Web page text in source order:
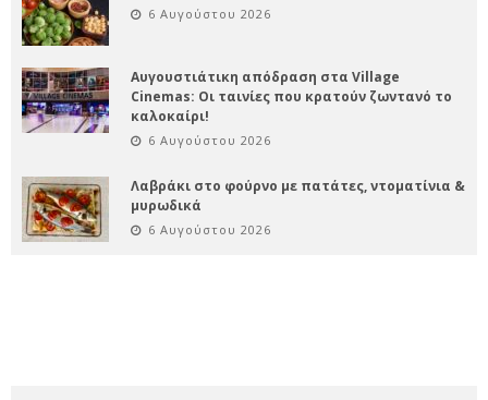
6 Αυγούστου 2026
Αυγουστιάτικη απόδραση στα Village
Cinemas: Οι ταινίες που κρατούν ζωντανό το
καλοκαίρι!
6 Αυγούστου 2026
Λαβράκι στο φούρνο με πατάτες, ντοματίνια &
μυρωδικά
6 Αυγούστου 2026